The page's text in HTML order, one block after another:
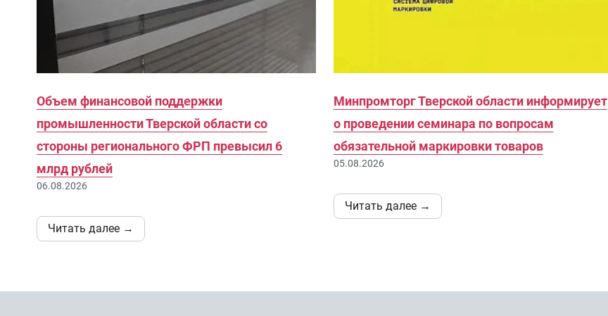
Объем финансовой поддержки
промышленности Тверской области со
стороны регионального ФРП превысил 6
млрд рублей
06.08.2026
Читать далее →
Минпромторг Тверской области информирует
о проведении семинара по вопросам
обязательной маркировки товаров
05.08.2026
Читать далее →